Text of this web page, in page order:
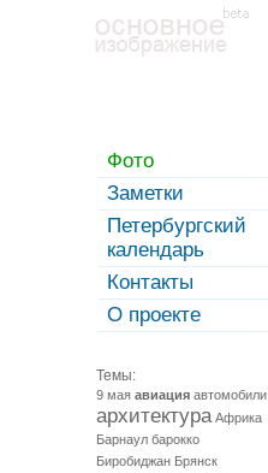
Фото
Заметки
Петербургский
календарь
Контакты
О проекте
Темы:
9 мая авиация автомобили
архитектура Африка
Барнаул барокко
Биробиджан Брянск